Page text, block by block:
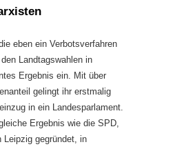
eben ein Verbotsverfahren
Landtagswahlen in
Ergebnis ein. Mit über
gelingt ihr erstmalig
in ein Landesparlament.
Ergebnis wie die SPD,
Leipzig gegründet, in